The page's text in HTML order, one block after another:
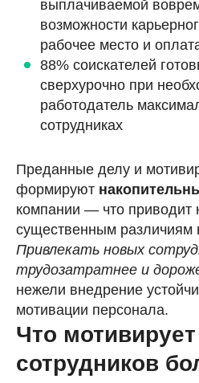
выплачиваемой
возможности
рабочее место и
88% соискателей
сверхурочно при
работодатель
сотрудниках
Преданные делу и
формируют
компании — что приводит
существенным различиям
Привлекать новых
трудозатратнее и
нежели внедрение
мотивации персонала.
Что мотивирует
сотрудников